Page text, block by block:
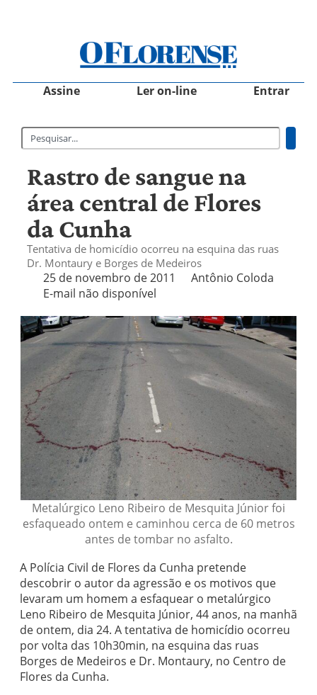
Assine Ler on-line Entrar
Rastro de sangue na
área central de Flores
da Cunha
Tentativa de homicídio ocorreu na esquina das ruas
Dr. Montaury e Borges de Medeiros
25 de novembro de 2011
Antônio Coloda
E-mail não disponível
Metalúrgico Leno Ribeiro de Mesquita Júnior foi
esfaqueado ontem e caminhou cerca de 60 metros
antes de tombar no asfalto.
A Polícia Civil de Flores da Cunha pretende
descobrir o autor da agressão e os motivos que
levaram um homem a esfaquear o metalúrgico
Leno Ribeiro de Mesquita Júnior, 44 anos, na manhã
de ontem, dia 24. A tentativa de homicídio ocorreu
por volta das 10h30min, na esquina das ruas
Borges de Medeiros e Dr. Montaury, no Centro de
Flores da Cunha.